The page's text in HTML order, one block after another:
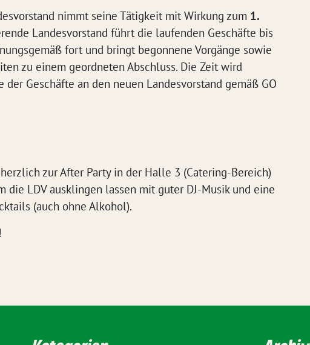
nimmt seine Tätigkeit mit Wirkung zum 1.
Landesvorstand führt die laufenden Geschäfte bis
fort und bringt begonnene Vorgänge sowie
zu einem geordneten Abschluss. Die Zeit wird
der Geschäfte an den neuen Landesvorstand gemäß GO
zur After Party in der Halle 3 (Catering-Bereich)
die LDV ausklingen lassen mit guter DJ-Musik und eine
(auch ohne Alkohol).